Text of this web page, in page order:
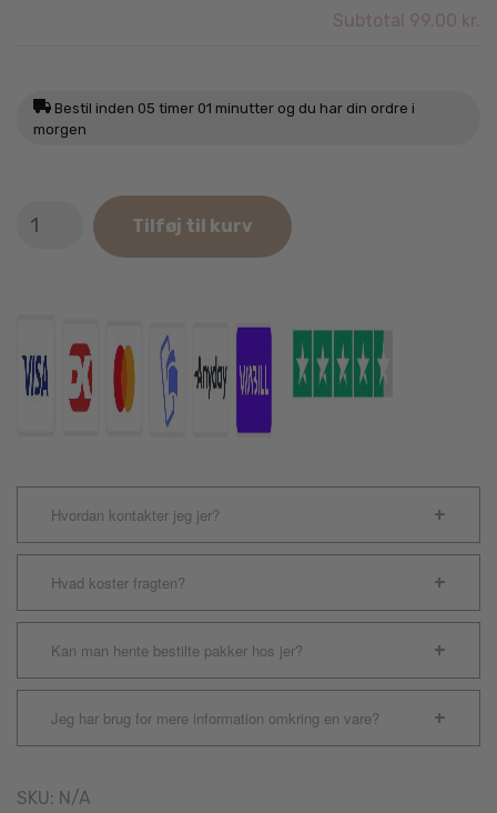
Subtotal 99.00 kr.
Bestil inden 05 timer 01 minutter og du har din ordre i
morgen
Pink
Tilføj til kurv
Hvordan kontakter jeg jer?
Hvad koster fragten?
Kan man hente bestilte pakker hos jer?
Jeg har brug for mere information omkring en vare?
SKU: N/A